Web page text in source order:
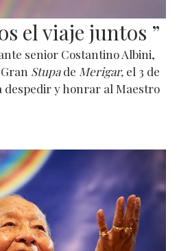
el viaje juntos ”
senior Costantino Albini,
Stupade Merigar,el 3 de
despedir y honrar al Maestro